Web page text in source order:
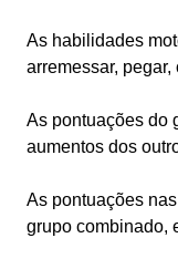
As habilidades
arremessar, pegar,
As pontuações do
aumentos dos
As pontuações
grupo combinado,